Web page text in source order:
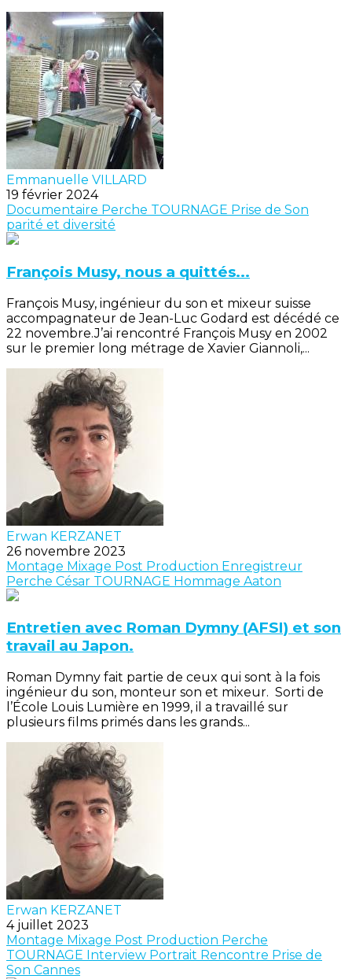
Emmanuelle VILLARD
19 février 2024
Documentaire Perche TOURNAGE Prise de Son
parité et diversité
François Musy, nous a quittés...
François Musy, ingénieur du son et mixeur suisse
accompagnateur de Jean-Luc Godard est décédé ce
22 novembre.J’ai rencontré François Musy en 2002
sur le premier long métrage de Xavier Giannoli,...
Erwan KERZANET
26 novembre 2023
Montage Mixage Post Production Enregistreur
Perche César TOURNAGE Hommage Aaton
Entretien avec Roman Dymny (AFSI) et son
travail au Japon.
Roman Dymny fait partie de ceux qui sont à la fois
ingénieur du son, monteur son et mixeur. Sorti de
l’École Louis Lumière en 1999, il a travaillé sur
plusieurs films primés dans les grands...
Erwan KERZANET
4 juillet 2023
Montage Mixage Post Production Perche
TOURNAGE Interview Portrait Rencontre Prise de
Son Cannes